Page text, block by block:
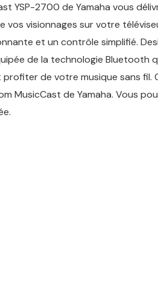
YSP-2700 de Yamaha vous
vos visionnages sur votre
et un contrôle simplifié.
de la technologie Bluetooth
de votre musique sans fil.
MusicCast de Yamaha. Vous